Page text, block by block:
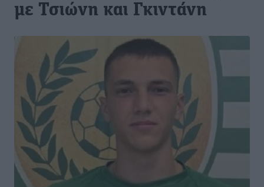
με Τσιώνη και Γκιντάνη